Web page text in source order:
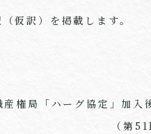
仮訳）を掲載します。
産権局「ハーグ協定」加入
（第